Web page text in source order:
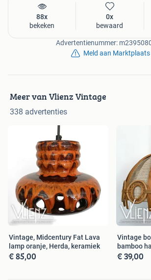
88x
bekeken
0x
bewaard
Advertentienummer:
Meld aan Marktplaats
Meer van Vlienz Vintage
338 advertenties
Vintage, Midcentury Fat Lava
lamp oranje, Herda, keramiek
€ 85,00
Vintage
bamboo
retro
€ 39,00